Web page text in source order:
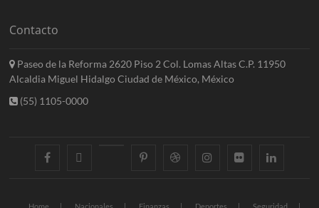
Contacto
Paseo de la Reforma 2620 Piso 2 Col. Lomas Altas C.P. 11950
Alcaldia Miguel Hidalgo Ciudad de México, México
(55) 1105-0000
facebook googlepluspinterestdribbble instagramflickr linkedin
Home Nacionales Finanzas Deportes
Seguridad